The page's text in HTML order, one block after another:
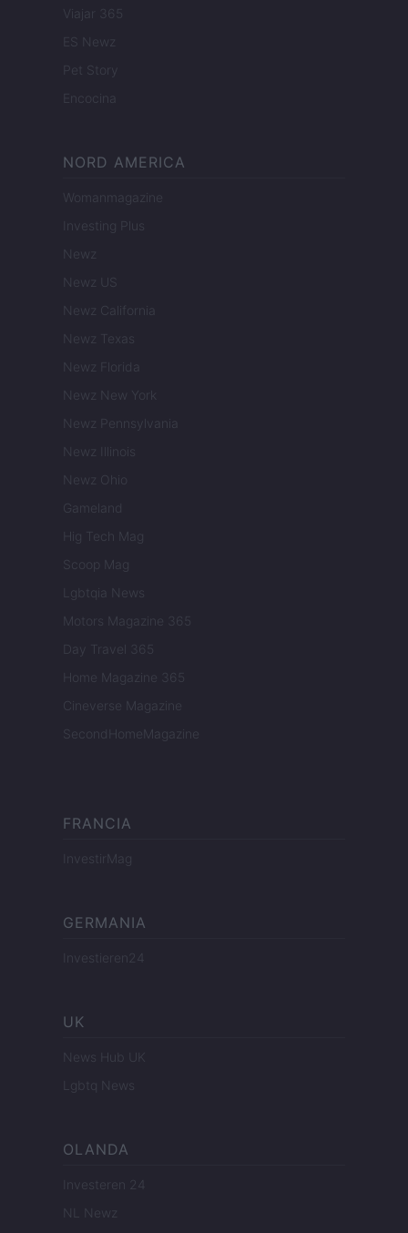
Viajar 365
ES Newz
Pet Story
Encocina
NORD AMERICA
Womanmagazine
Investing Plus
Newz
Newz US
Newz California
Newz Texas
Newz Florida
Newz New York
Newz Pennsylvania
Newz Illinois
Newz Ohio
Gameland
Hig Tech Mag
Scoop Mag
Lgbtqia News
Motors Magazine 365
Day Travel 365
Home Magazine 365
Cineverse Magazine
SecondHomeMagazine
FRANCIA
InvestirMag
GERMANIA
Investieren24
UK
News Hub UK
Lgbtq News
OLANDA
Investeren 24
NL Newz